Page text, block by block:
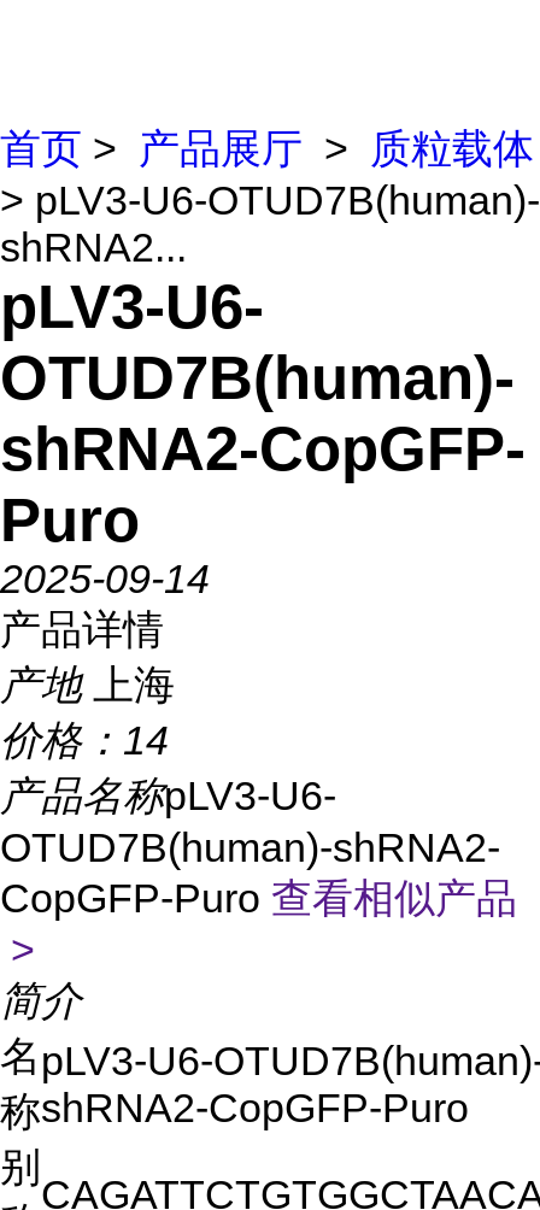
首页 > 产品展厅 >
质粒载体
> pLV3-U6-OTUD7B(human)-
shRNA2...
pLV3-U6-
OTUD7B(human)-
shRNA2-CopGFP-
Puro
2025-09-14
产品详情
产地
上海
价格： 14
产品名称pLV3-U6-
OTUD7B(human)-shRNA2-
CopGFP-Puro 查看相似产品
>
简介
名
称
pLV3-U6-
shRNA2-CopGFP-Puro
别